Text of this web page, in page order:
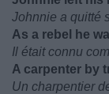
Johnnie a quitté
As a rebel he
Il était connu
A carpenter by
Un charpentier